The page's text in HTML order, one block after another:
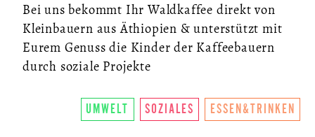
Bei uns bekommt Ihr Waldkaffee direkt von
Kleinbauern aus Äthiopien & unterstützt mit
Eurem Genuss die Kinder der Kaffeebauern
durch soziale Projekte
UMWELT SOZIALES ESSEN&TRINKEN